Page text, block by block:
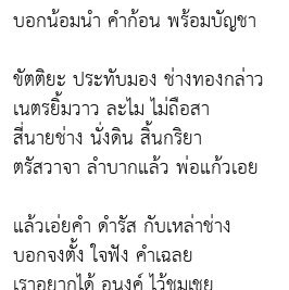
บอกน้อมนำ คำก้อน พร้อมบัญชา
ขัตติยะ ประทับมอง ช่างทองกล่าว
เนตรยิ้มวาว ละไม ไม่ถือสา
สี่นายช่าง นั่งดิน สิ้นกริยา
ตรัสวาจา ลำบากแล้ว พ่อแก้วเอย
แล้วเอ่ยคำ ดำรัส กับเหล่าช่าง
บอกจงตั้ง ใจฟัง คำเฉลย